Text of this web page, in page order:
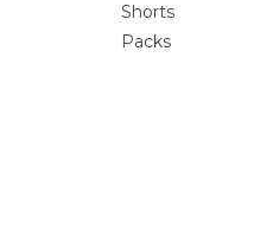
Shorts
Packs